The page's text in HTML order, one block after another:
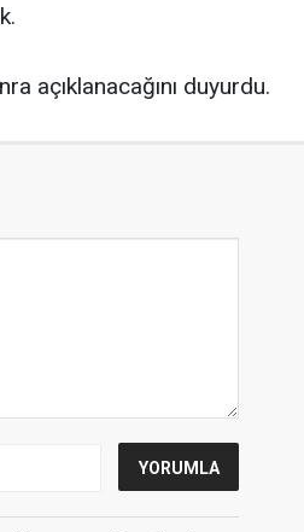
açıklanacağını duyurdu.